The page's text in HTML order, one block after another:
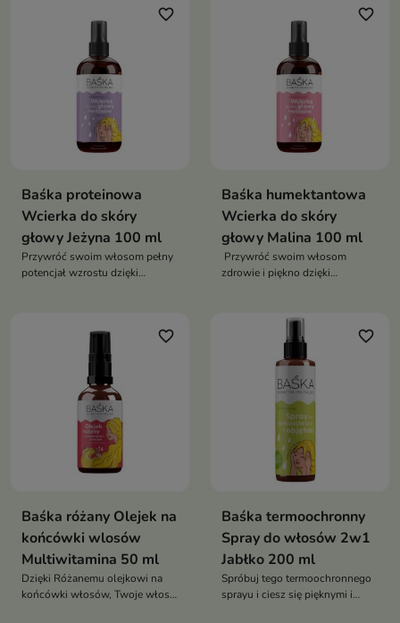
favorite_border
Baśka proteinowa
Wcierka do skóry
głowy Jeżyna 100 ml
Przywróć swoim włosom pełny
potencjał wzrostu dzięki
favorite_border
Baśka humektantowa
Wcierka do skóry
głowy Malina 100 ml
Przywróć swoim włosom
zdrowie i piękno dzięki
favorite_border
Baśka różany Olejek na
końcówki wlosów
Multiwitamina 50 ml
Dzięki Różanemu olejkowi na
końcówki włosów, Twoje włosy
favorite_border
Baśka termoochronny
Spray do włosów 2w1
Jabłko 200 ml
Spróbuj tego termoochronnego
sprayu i ciesz się pięknymi i